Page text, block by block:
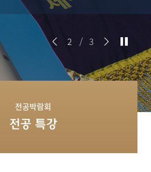
2 / 3
전공박람회
전공 특강